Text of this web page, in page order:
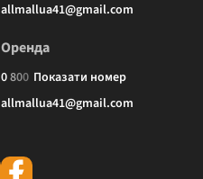
allmallua41@gmail.com
Оренда
0800 Показати номер
allmallua41@gmail.com